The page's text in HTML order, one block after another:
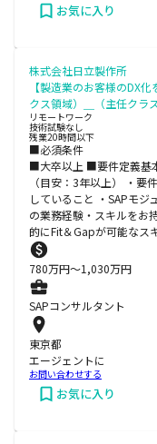
お気に入り
株式会社日立製作所
【製造業のお客様のDX
クス領域）＿（主任クラス
リモートワーク
技術試験なし
残業20時間以下
■必須条件
■大卒以上 ■要件定義基
（目安：3年以上） ・要
していること ・SAPモジ
の業務経験・スキルをお
的にFit＆Gapが可能なス
780万円〜1,030万円
SAPコンサルタント
東京都
エージェントに
お問い合わせする
お気に入り